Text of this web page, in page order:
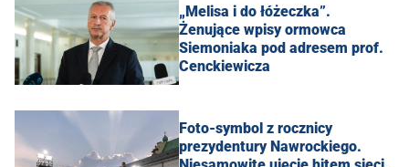
„Melisa i do łóżeczka”.
Żenujące wpisy ormowca
Siemoniaka pod adresem prof.
Cenckiewicza
Foto-symbol z rocznicy
prezydentury Nawrockiego.